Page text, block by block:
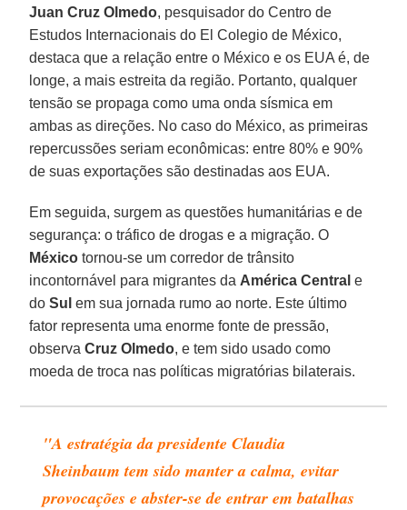
Juan Cruz Olmedo, pesquisador do Centro de
Estudos Internacionais do El Colegio de México,
destaca que a relação entre o México e os EUA é, de
longe, a mais estreita da região. Portanto, qualquer
tensão se propaga como uma onda sísmica em
ambas as direções. No caso do México, as primeiras
repercussões seriam econômicas: entre 80% e 90%
de suas exportações são destinadas aos EUA.
Em seguida, surgem as questões humanitárias e de
segurança: o tráfico de drogas e a migração. O
México tornou-se um corredor de trânsito
incontornável para migrantes da América Central e
doSul em sua jornada rumo ao norte. Este último
fator representa uma enorme fonte de pressão,
observaCruz Olmedo, e tem sido usado como
moeda de troca nas políticas migratórias bilaterais.
"A estratégia da presidente Claudia
Sheinbaum tem sido manter a calma, evitar
provocações e abster-se de entrar em batalhas